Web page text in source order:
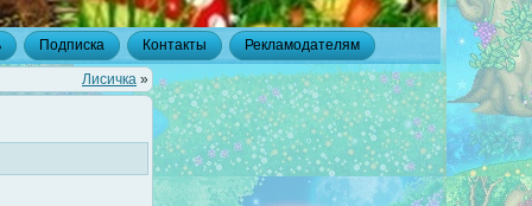
Подписка Контакты Рекламодателям
Лисичка »